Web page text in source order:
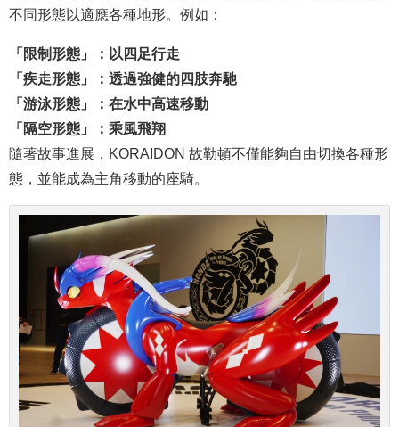
不同形態以適應各種地形。例如：
「限制形態」：以四足行走
「疾走形態」：透過強健的四肢奔馳
「游泳形態」：在水中高速移動
「隔空形態」：乘風飛翔
隨著故事進展，KORAIDON 故勒頓不僅能夠自由切換各種形
態，並能成為主角移動的座騎。